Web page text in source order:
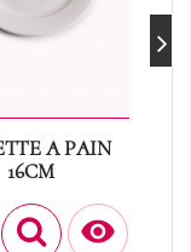
A PAIN
16CM
Prix
0,30 €
